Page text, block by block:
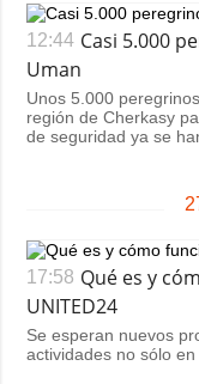
12:44 Casi 5.000
Uman
Unos 5.000
región de Cherkasy
de seguridad ya se
17:58 Qué es y
UNITED24
Se esperan nuevos
actividades no sólo